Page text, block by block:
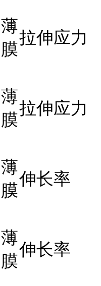
薄
膜
拉伸应力
薄
膜
拉伸应力
薄
膜
伸长率
薄
膜
伸长率